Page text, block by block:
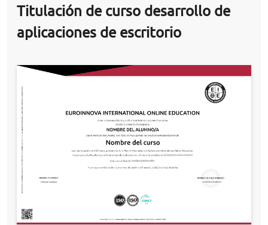
Titulación de curso desarrollo de
aplicaciones de escritorio